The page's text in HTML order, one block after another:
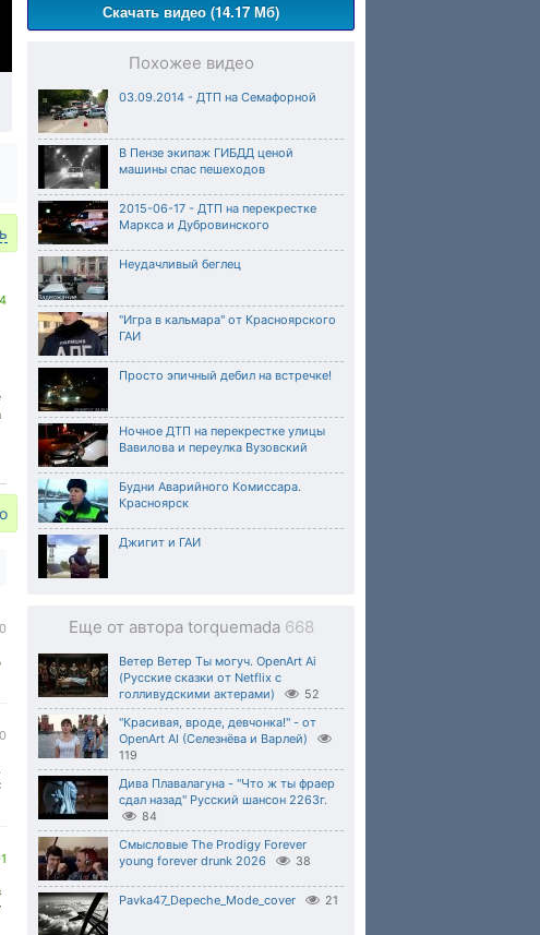
Скачать видео (14.17 Мб)
Похожее видео
03.09.2014 - ДТП на Семафорной
В Пензе экипаж ГИБДД ценой
машины спас пешеходов
2015-06-17 - ДТП на перекрестке
Маркса и Дубровинского
Неудачливый беглец
"Игра в кальмара" от Красноярского
ГАИ
Просто эпичный дебил на встречке!
Ночное ДТП на перекрестке улицы
Вавилова и переулка Вузовский
Будни Аварийного Комиссара.
Красноярск
Джигит и ГАИ
Еще от автора torquemada 668
Ветер Ветер Ты могуч. OpenArt Ai
(Русские сказки от Netflix с
голливудскими актерами)
52
"Красивая, вроде, девчонка!" - от
OpenArt AI (Селезнёва и Варлей)
119
Дива Плавалагуна - "Что ж ты фраер
сдал назад" Русский шансон 2263г.
84
Смысловые The Prodigy Forever
young forever drunk 2026
38
Pavka47_Depeche_Mode_cover 21
0
0